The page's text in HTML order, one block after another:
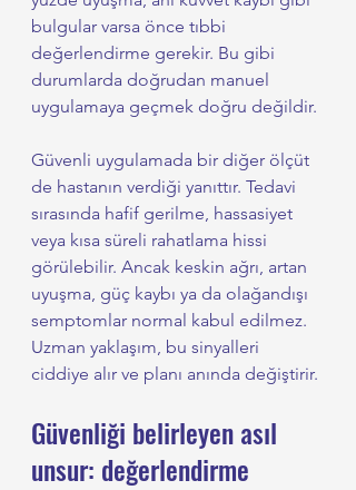
bulgular varsa önce tıbbi
değerlendirme gerekir. Bu gibi
durumlarda doğrudan manuel
uygulamaya geçmek doğru değildir.
Güvenli uygulamada bir diğer ölçüt
de hastanın verdiği yanıttır. Tedavi
sırasında hafif gerilme, hassasiyet
veya kısa süreli rahatlama hissi
görülebilir. Ancak keskin ağrı, artan
uyuşma, güç kaybı ya da olağandışı
semptomlar normal kabul edilmez.
Uzman yaklaşım, bu sinyalleri
ciddiye alır ve planı anında değiştirir.
Güvenliği belirleyen asıl
unsur: değerlendirme